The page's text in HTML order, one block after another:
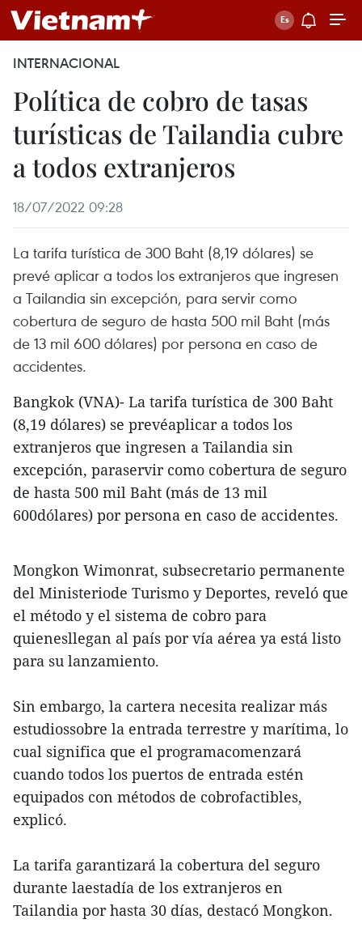
INTERNACIONAL
Política de cobro de tasas
turísticas de Tailandia cubre
a todos extranjeros
18/07/2022 09:28
La tarifa turística de 300 Baht (8,19 dólares) se
prevé aplicar a todos los extranjeros que ingresen
a Tailandia sin excepción, para servir como
cobertura de seguro de hasta 500 mil Baht (más
de 13 mil 600 dólares) por persona en caso de
accidentes.
Bangkok (VNA)- La tarifa turística de 300 Baht
(8,19 dólares) se prevéaplicar a todos los
extranjeros que ingresen a Tailandia sin
excepción, paraservir como cobertura de seguro
de hasta 500 mil Baht (más de 13 mil
600dólares) por persona en caso de accidentes.
Mongkon Wimonrat, subsecretario permanente
del Ministeriode Turismo y Deportes, reveló que
el método y el sistema de cobro para
quienesllegan al país por vía aérea ya está listo
para su lanzamiento.
Sin embargo, la cartera necesita realizar más
estudiossobre la entrada terrestre y marítima, lo
cual significa que el programacomenzará
cuando todos los puertos de entrada estén
equipados con métodos de cobrofactibles,
explicó.
La tarifa garantizará la cobertura del seguro
durante laestadía de los extranjeros en
Tailandia por hasta 30 días, destacó Mongkon.